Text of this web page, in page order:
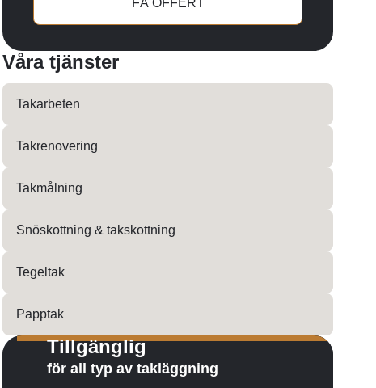
Våra tjänster
Takarbeten
Takrenovering
Takmålning
Snöskottning & takskottning
Tegeltak
Papptak
Tillgänglig
för all typ av takläggning